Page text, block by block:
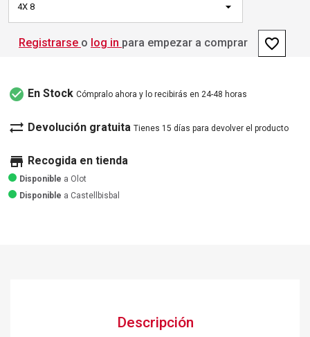
4X 8
Registrarse o log in para empezar a comprar favorite_border
check_circle En Stock Cómpralo ahora y lo recibirás en 24-48 horas
sync_alt Devolución gratuita Tienes 15 días para devolver el producto
store Recogida en tienda
Disponible a Olot
Disponible a Castellbisbal
Descripción